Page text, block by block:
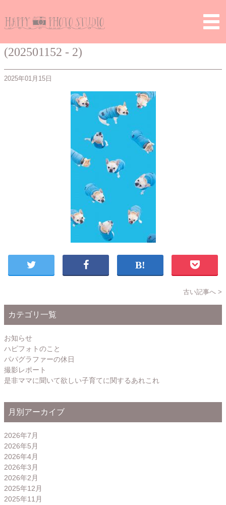
(202501152 - 2)
2025年01月15日
古い記事へ >
カテゴリ一覧
お知らせ
ハピフォトのこと
パパグラファーの休日
撮影レポート
是非ママに聞いて欲しい子育てに関するあれこれ
月別アーカイブ
2026年7月
2026年5月
2026年4月
2026年3月
2026年2月
2025年12月
2025年11月